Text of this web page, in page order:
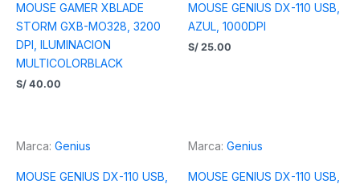
MOUSE GAMER XBLADE
STORM GXB-MO328, 3200
DPI, ILUMINACION
MULTICOLORBLACK
S/ 40.00
MOUSE GENIUS DX-110 USB,
AZUL, 1000DPI
S/ 25.00
Marca: Genius
MOUSE GENIUS DX-110 USB,
Marca: Genius
MOUSE GENIUS DX-110 USB,